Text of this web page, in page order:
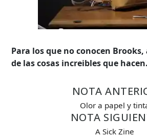
Para los que no conocen
de las cosas increibles que hacen.
NOTA
Olor a papel y
NOTA
A Sick Zine